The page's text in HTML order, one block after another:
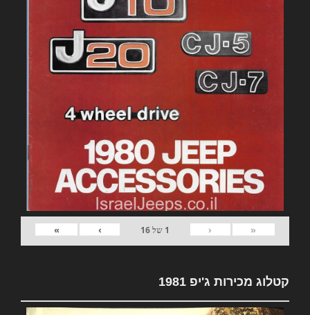
«
‹
1 של16
›
»
קטלוג מכירות ג'יפ 1981